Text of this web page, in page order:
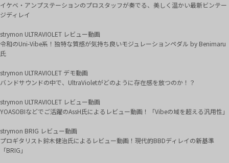
イケベ・アンプステーションのプロスタッフが奏でる、美しく温かい最新ビンテー
ジディレイ
strymon ULTRAVIOLET レビュー動画
令和のUni-Vibe系！独特な質感が気持ち良いモジュレーションペダル by Benimaru
氏
strymon ULTRAVIOLET デモ動画
バンドサウンドの中で、UltraVioletがどのように存在感を放つのか！？
strymon ULTRAVIOLET レビュー動画
YOASOBIなどでご活躍のAssH氏によるレビュー動画！「Vibeの域を超える汎用性」
strymon BRIG レビュー動画
プロギタリスト鈴木健治氏によるレビュー動画！現代的BBDディレイの新基準
「BRIG」